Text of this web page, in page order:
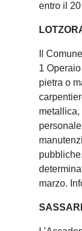
entro il
Il
1
pietra o
marzo.
SASSARI